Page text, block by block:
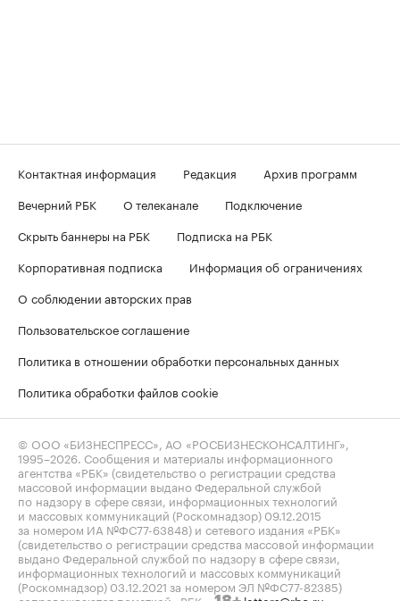
Контактная информация Редакция
Архив программ
Вечерний РБК
О телеканале
Подключение
Скрыть баннеры на РБК
Подписка на РБК
Корпоративная подписка
Информация об ограничениях
О соблюдении авторских прав
Пользовательское соглашение
Политика в отношении обработки персональных данных
Политика обработки файлов cookie
© ООО «БИЗНЕСПРЕСС», АО «РОСБИЗНЕСКОНСАЛТИНГ»,
1995–2026 . Сообщения и материалы информационного
агентства «РБК» (свидетельство о регистрации средства
массовой информации выдано Федеральной службой
по надзору в сфере связи, информационных технологий
и массовых коммуникаций (Роскомнадзор) 09.12.2015
за номером ИА №ФС77-63848) и сетевого издания «РБК»
(свидетельство о регистрации средства массовой информации
выдано Федеральной службой по надзору в сфере связи,
информационных технологий и массовых коммуникаций
(Роскомнадзор) 03.12.2021 за номером ЭЛ №ФС77-82385)